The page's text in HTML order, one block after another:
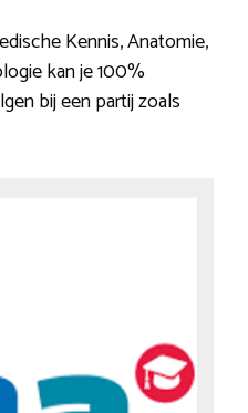
Kennis, Anatomie,
kan je 100%
bij een partij zoals